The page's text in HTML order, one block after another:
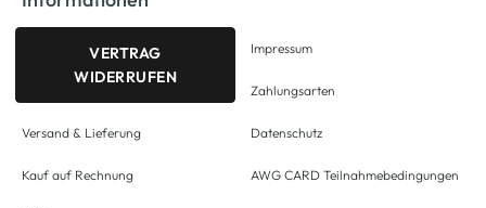
VERTRAG
WIDERRUFEN
Versand & Lieferung
Kauf auf Rechnung
Impressum
Zahlungsarten
Datenschutz
AWG CARD Teilnahmebedingungen